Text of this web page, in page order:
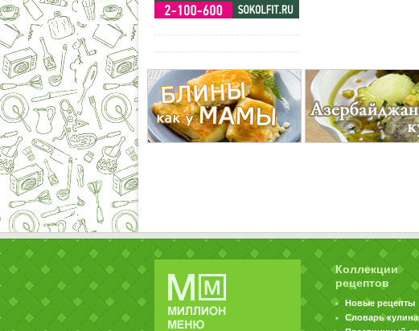
Коллекции
рецептов
Новые рецепты
Словарь